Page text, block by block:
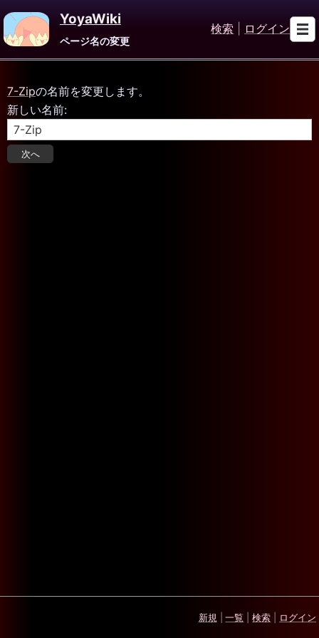
YoyaWiki
ページ名の変更
検索 ログイン
7-Zipの名前を変更します。
新しい名前:
新規 一覧 検索 ログイン